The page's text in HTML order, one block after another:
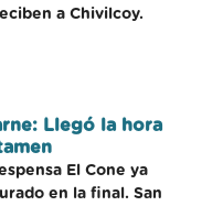
a Chivilcoy.
Llegó la hora
El Cone ya
en la final. San